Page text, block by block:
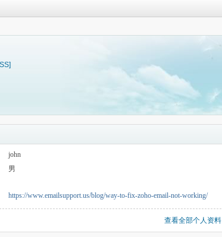
john
男
https://www.emailsupport.us/blog/way-to-fix-zoho-email-not-working/
查看全部个人资料